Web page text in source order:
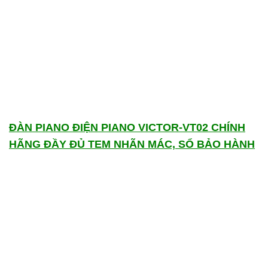
ĐÀN PIANO ĐIỆN PIANO VICTOR-VT02 CHÍNH
HÃNG ĐẦY ĐỦ TEM NHÃN MÁC, SỔ BẢO HÀNH